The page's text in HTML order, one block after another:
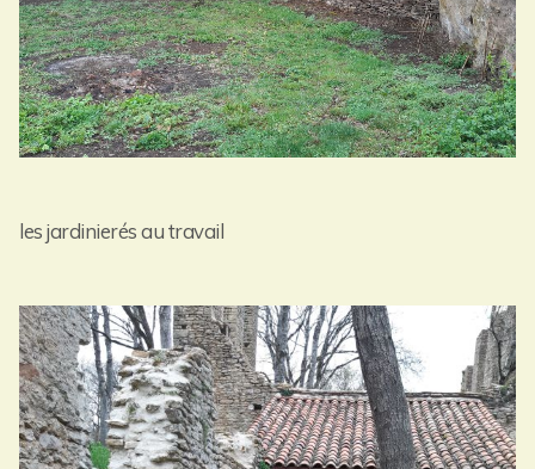
les jardinierés au travail